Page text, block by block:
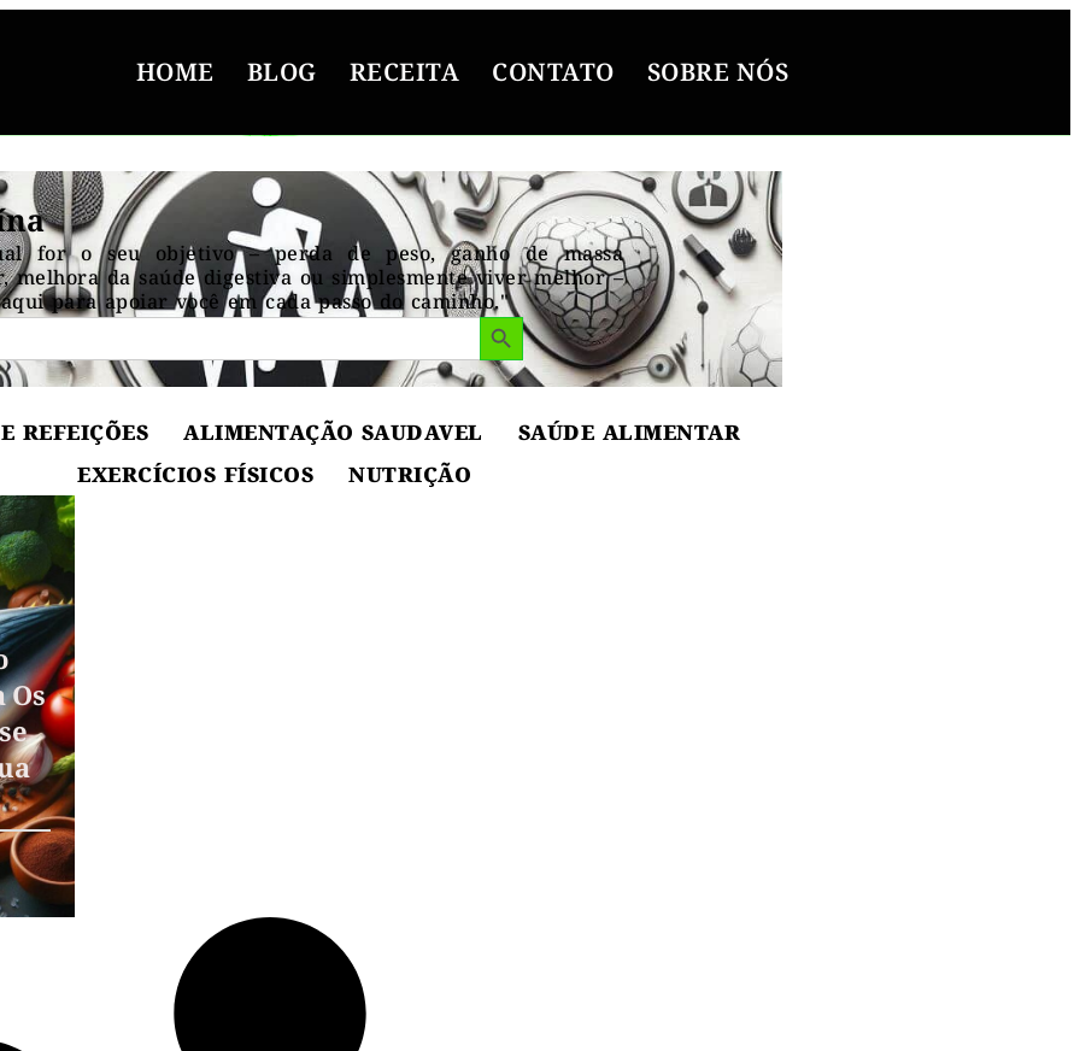
HOME BLOG RECEITA CONTATO SOBRE NÓS
for o seu objetivo – perda de peso, ganho de massa
melhora da saúde digestiva ou simplesmente viver melhor –
para apoiar você em cada passo do caminho."Search Button
REFEIÇÕES ALIMENTAÇÃO SAUDAVEL
SAÚDE ALIMENTAR
EXERCÍCIOS FÍSICOS
NUTRIÇÃO
Os